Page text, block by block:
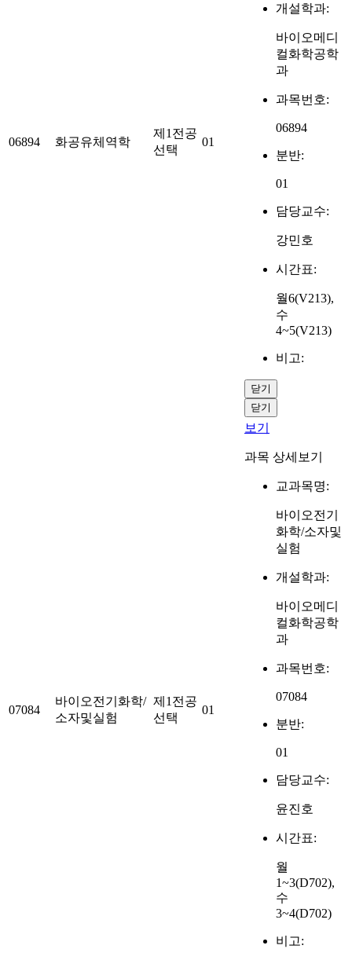
06894 화공유체역학
제1전공
선택
01
개설학과:
바이오메디
컬화학공학
과
과목번호:
06894
분반:
01
담당교수:
강민호
시간표:
월6(V213),
수
4~5(V213)
비고:
닫기
닫기
07084
바이오전기화학/
소자및실험
제1전공
선택
01
보기
과목 상세보기
교과목명:
바이오전기
화학/소자및
실험
개설학과:
바이오메디
컬화학공학
과
과목번호:
07084
분반:
01
담당교수:
윤진호
시간표:
월
1~3(D702),
수
3~4(D702)
비고: